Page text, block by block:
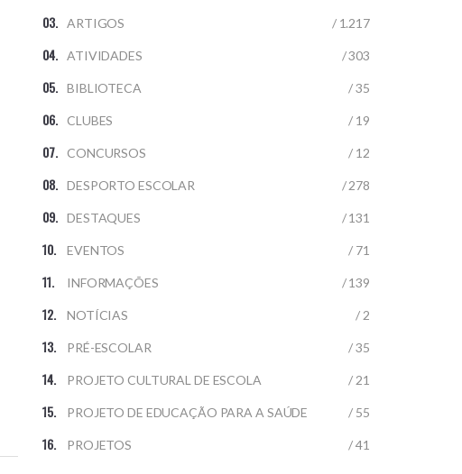
ARTIGOS / 1.217
ATIVIDADES / 303
BIBLIOTECA / 35
CLUBES / 19
CONCURSOS / 12
DESPORTO ESCOLAR / 278
DESTAQUES / 131
EVENTOS / 71
INFORMAÇÕES / 139
NOTÍCIAS / 2
PRÉ-ESCOLAR / 35
PROJETO CULTURAL DE ESCOLA / 21
PROJETO DE EDUCAÇÃO PARA A SAÚDE / 55
PROJETOS / 41